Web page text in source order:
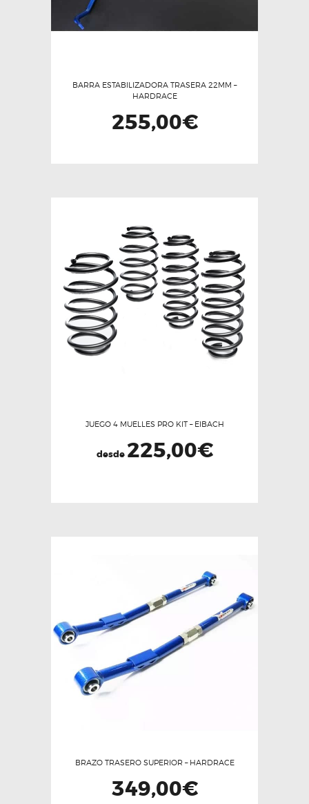
BARRA ESTABILIZADORA TRASERA 22MM –
HARDRACE
255,00€
JUEGO 4 MUELLES PRO KIT – EIBACH
desde 225,00€
opciones
se
elegir
en
BRAZO TRASERO SUPERIOR – HARDRACE
349,00€